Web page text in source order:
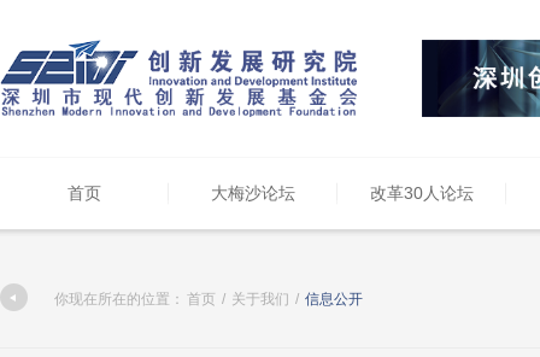
首页 大梅沙论坛 改革30人论坛
你现在所在的位置： 首页 / 关于我们 / 信息公开